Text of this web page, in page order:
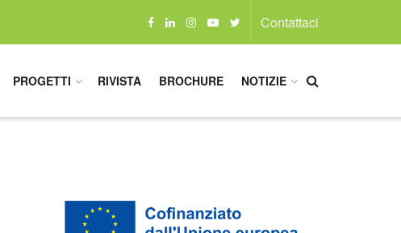
Contattaci
PROGETTI RIVISTA BROCHURE NOTIZIE